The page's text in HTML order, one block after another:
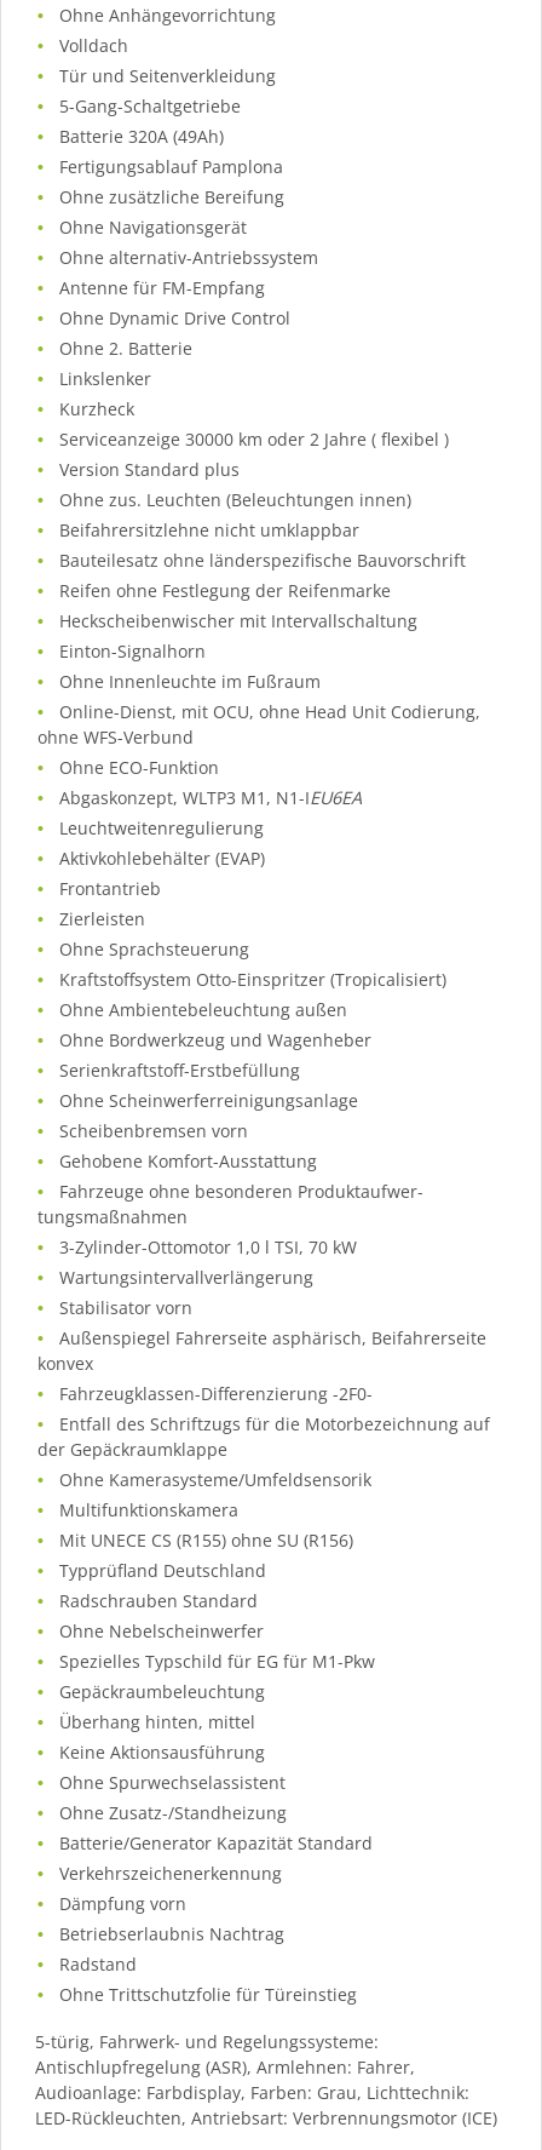
Ohne Anhängevorrichtung
Volldach
Tür und Seitenverkleidung
5-Gang-Schaltgetriebe
Batterie 320A (49Ah)
Fertigungsablauf Pamplona
Ohne zusätzliche Bereifung
Ohne Navigationsgerät
Ohne alternativ-Antriebssystem
Antenne für FM-Empfang
Ohne Dynamic Drive Control
Ohne 2. Batterie
Linkslenker
Kurzheck
Serviceanzeige 30000 km oder 2 Jahre ( flexibel )
Version Standard plus
Ohne zus. Leuchten (Beleuchtungen innen)
Beifahrersitzlehne nicht umklappbar
Bauteilesatz ohne länderspezifische Bauvorschrift
Reifen ohne Festlegung der Reifenmarke
Heckscheibenwischer mit Intervallschaltung
Einton-Signalhorn
Ohne Innenleuchte im Fußraum
Online-Dienst, mit OCU, ohne Head Unit Codierung,
ohne WFS-Verbund
Ohne ECO-Funktion
Abgaskonzept, WLTP3 M1, N1-IEU6EA
Leuchtweitenregulierung
Aktivkohlebehälter (EVAP)
Frontantrieb
Zierleisten
Ohne Sprachsteuerung
Kraftstoffsystem Otto-Einspritzer (Tropicalisiert)
Ohne Ambientebeleuchtung außen
Ohne Bordwerkzeug und Wagenheber
Serienkraftstoff-Erstbefüllung
Ohne Scheinwerferreinigungsanlage
Scheibenbremsen vorn
Gehobene Komfort-Ausstattung
Fahrzeuge ohne besonderen Produktaufwer-
tungsmaßnahmen
3-Zylinder-Ottomotor 1,0 l TSI, 70 kW
Wartungsintervallverlängerung
Stabilisator vorn
Außenspiegel Fahrerseite asphärisch, Beifahrerseite
konvex
Fahrzeugklassen-Differenzierung -2F0-
Entfall des Schriftzugs für die Motorbezeichnung auf
der Gepäckraumklappe
Ohne Kamerasysteme/Umfeldsensorik
Multifunktionskamera
Mit UNECE CS (R155) ohne SU (R156)
Typprüfland Deutschland
Radschrauben Standard
Ohne Nebelscheinwerfer
Spezielles Typschild für EG für M1-Pkw
Gepäckraumbeleuchtung
Überhang hinten, mittel
Keine Aktionsausführung
Ohne Spurwechselassistent
Ohne Zusatz-/Standheizung
Batterie/Generator Kapazität Standard
Verkehrszeichenerkennung
Dämpfung vorn
Betriebserlaubnis Nachtrag
Radstand
Ohne Trittschutzfolie für Türeinstieg
5-türig, Fahrwerk- und Regelungssysteme:
Antischlupfregelung (ASR), Armlehnen: Fahrer,
Audioanlage: Farbdisplay, Farben: Grau, Lichttechnik:
LED-Rückleuchten, Antriebsart: Verbrennungsmotor (ICE)